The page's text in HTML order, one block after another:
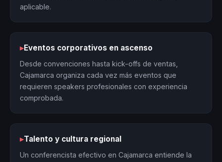
aplicable.
▸Eventos corporativos en ascenso
Desde convenciones hasta kick-offs de ventas,
Cajamarca organiza cada vez más eventos que
requieren speakers profesionales con experiencia
comprobada.
▸Talento y cultura regional
Un conferencista efectivo en Cajamarca entiende la